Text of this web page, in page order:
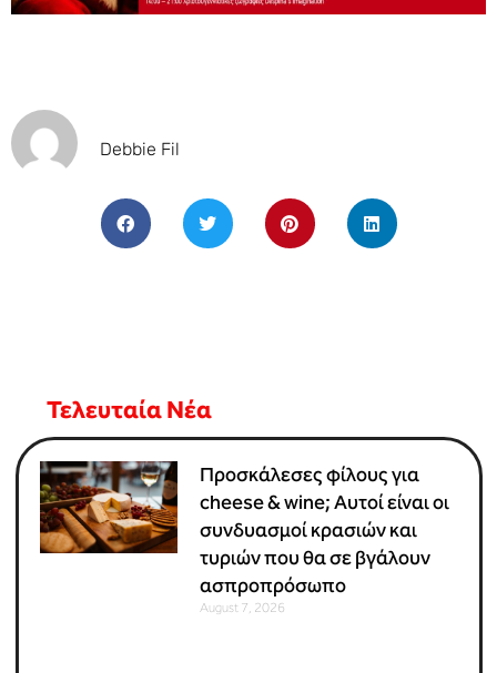
Debbie Fil
Τελευταία Νέα
Προσκάλεσες φίλους για
cheese & wine; Αυτοί είναι οι
συνδυασμοί κρασιών και
τυριών που θα σε βγάλουν
ασπροπρόσωπο
August 7, 2026